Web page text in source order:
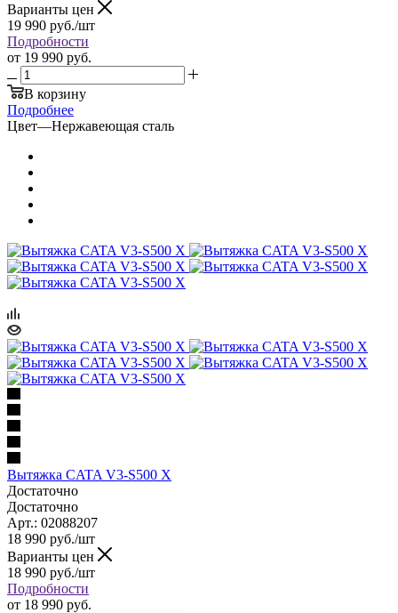
Варианты цен
19 990 руб./шт
Подробности
от 19 990 руб.
В корзину
Подробнее
Цвет—Нержавеющая сталь
Вытяжка CATA V3-S500 X
Достаточно
Достаточно
Арт.: 02088207
18 990 руб./шт
Варианты цен
18 990 руб./шт
Подробности
от 18 990 руб.